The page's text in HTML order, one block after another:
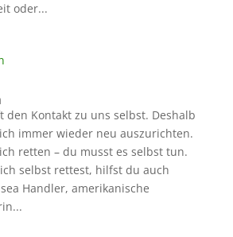
oder...
den Kontakt zu uns selbst. Deshalb
immer wieder neu auszurichten.
retten – du musst es selbst tun.
selbst rettest, hilfst du auch
Handler, amerikanische